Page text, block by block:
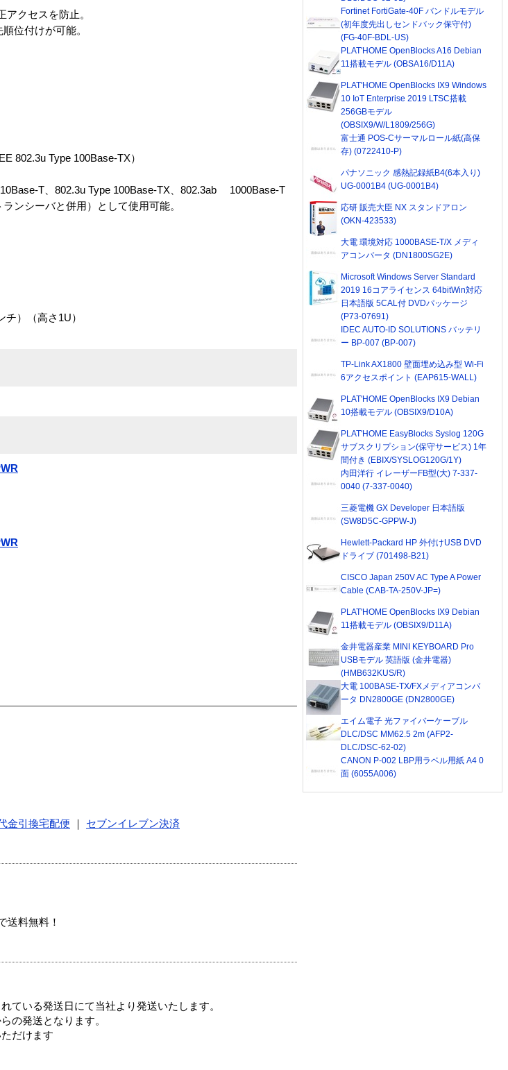
クセスを防止。
位付けが可能。
802.3u Type 100Base-TX）
T、802.3u Type 100Base-TX、802.3ab 1000Base-T
ンシーバと併用）として使用可能。
）（高さ1U）
金引換宅配便
セブンイレブン決済
送料無料！
ている発送日にて当社より発送いたします。
の発送となります。
だけます
Fortinet FortiGate-40F バンドルモデル
(初年度先出しセンドバック保守付)
(FG-40F-BDL-US)
PLAT'HOME OpenBlocks A16 Debian
11搭載モデル (OBSA16/D11A)
PLAT'HOME OpenBlocks IX9 Windows
10 IoT Enterprise 2019 LTSC搭載
256GBモデル
(OBSIX9/W/L1809/256G)
富士通 POS-Cサーマルロール紙(高保
存) (0722410-P)
パナソニック 感熱記録紙B4(6本入り)
UG-0001B4 (UG-0001B4)
応研 販売大臣 NX スタンドアロン
(OKN-423533)
大電 環境対応 1000BASE-T/X メディ
アコンバータ (DN1800SG2E)
Microsoft Windows Server Standard
2019 16コアライセンス 64bitWin対応
日本語版 5CAL付 DVDパッケージ
(P73-07691)
IDEC AUTO-ID SOLUTIONS バッテリ
ー BP-007 (BP-007)
TP-Link AX1800 壁面埋め込み型 Wi-Fi
6アクセスポイント (EAP615-WALL)
PLAT'HOME OpenBlocks IX9 Debian
10搭載モデル (OBSIX9/D10A)
PLAT'HOME EasyBlocks Syslog 120G
サブスクリプション(保守サービス) 1年
間付き (EBIX/SYSLOG120G/1Y)
内田洋行 イレーザーFB型(大) 7-337-
0040 (7-337-0040)
三菱電機 GX Developer 日本語版
(SW8D5C-GPPW-J)
Hewlett-Packard HP 外付けUSB DVD
ドライブ (701498-B21)
CISCO Japan 250V AC Type A Power
Cable (CAB-TA-250V-JP=)
PLAT'HOME OpenBlocks IX9 Debian
11搭載モデル (OBSIX9/D11A)
金井電器産業 MINI KEYBOARD Pro
USBモデル 英語版 (金井電器)
(HMB632KUS/R)
大電 100BASE-TX/FXメディアコンバ
ータ DN2800GE (DN2800GE)
エイム電子 光ファイバーケーブル
DLC/DSC MM62.5 2m (AFP2-
DLC/DSC-62-02)
CANON P-002 LBP用ラベル用紙 A4 0
面 (6055A006)